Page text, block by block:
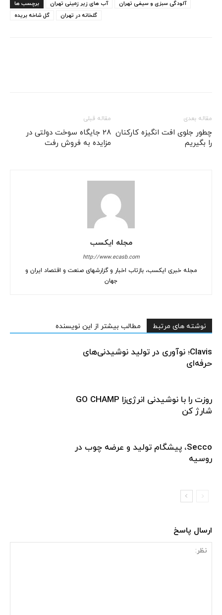
برچسب ها آب های زیر زمینی تهران
آلودگی سبزی و سیفی تهران
گل شاخه بریده
گلخانه در تهران
مقاله قبلی
28 جایگاه سوخت دولتی در
مزایده به فروش رفت
مقاله بعدی
چطور جلوی افت انگیزه‌ کارکنان
را بگیریم
مجله ایکسب
http://www.ecasb.com
مجله خبری ایکسب، بازتاب اخبار و گزارشهای صنعت و اقتصاد ایران و
جهان
نوشته های مرتبط مطالب بیشتر از این نویسنده
Clavis؛ نوآوری در تولید نوشیدنی‌های
حرفه‌ای
روزت را با نوشیدنی انرژی‌زا GO CHAMP
شارژ کن
Secco، پیشگام تولید و عرضه چوب در
روسیه
ارسال پاسخ